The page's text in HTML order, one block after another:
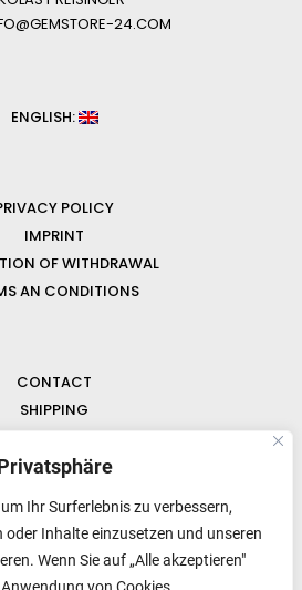
Ihr Surferlebnis zu verbessern,
oder Inhalte einzusetzen und unseren
Wenn Sie auf „Alle akzeptieren"
24.COM
ENGLISH:
POLICY
IMPRINT
OF WITHDRAWAL
AN CONDITIONS
CONTACT
SHIPPING
FAQ
& GEMSTONES